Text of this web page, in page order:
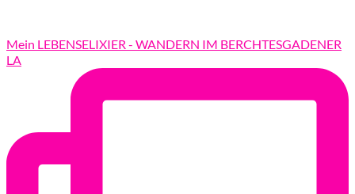
Mein LEBENSELIXIER - WANDERN IM BERCHTESGADENER
LA